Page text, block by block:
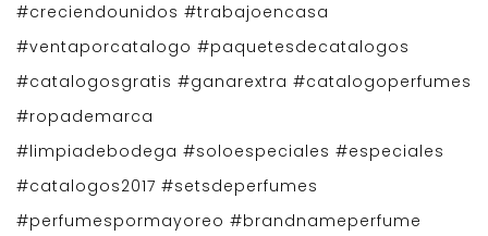
#creciendounidos #trabajoencasa
#ventaporcatalogo #paquetesdecatalogos
#catalogosgratis #ganarextra #catalogoperfumes
#ropademarca
#limpiadebodega #soloespeciales #especiales
#catalogos2017 #setsdeperfumes
#perfumespormayoreo #brandnameperfume